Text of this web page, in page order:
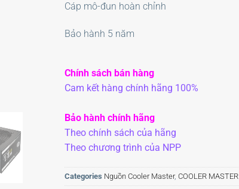
Cáp mô-đun hoàn chỉnh
Bảo hành 5 năm
Chính sách bán hàng
Cam kết hàng chính hãng 100%
Bảo hành chính hãng
Theo chính sách của hãng
Theo chương trình của NPP
Categories Nguồn Cooler Master, COOLER MASTER